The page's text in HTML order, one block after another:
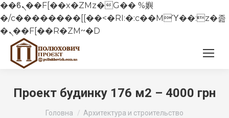
��ϐܢ��F[��x�ZMz�G�� %嬩
�/c��������[[��<�RI:�:c��MΎ��:z�졾
�ܢ��F[��R�ZM~�D
Проект будинку 176 м2 – 4000 грн
You are here:Головна
Архитектура и строительство